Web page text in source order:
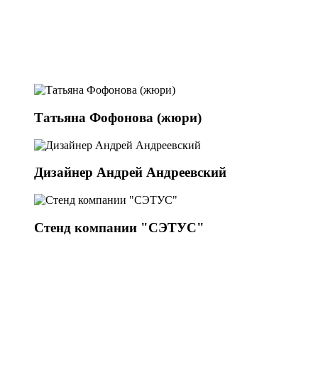
Татьяна Фофонова (жюри)
Дизайнер Андрей Андреевский
Стенд компании "СЭТУС"